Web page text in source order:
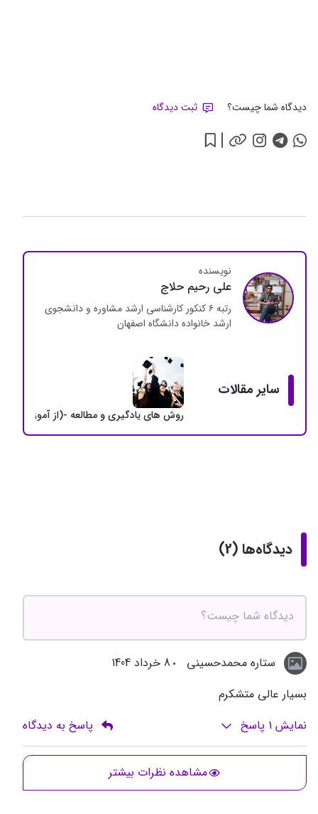
دیدگاه شما چیست؟ ثبت دیدگاه
نویسنده
علی رحیم حلاج
رتبه ۶ کنکور کارشناسی ارشد مشاوره و دانشجوی
ارشد خانواده دانشگاه اصفهان
سایر مقالات
روش های یادگیری و مطالعه -(از آموزش تا
دیدگاه‌ها (2)
ستاره محمدحسینی
8 خرداد 1404
بسیار عالی متشکرم
نمایش 1 پاسخ پاسخ به دیدگاه
مشاهده نظرات بیشتر